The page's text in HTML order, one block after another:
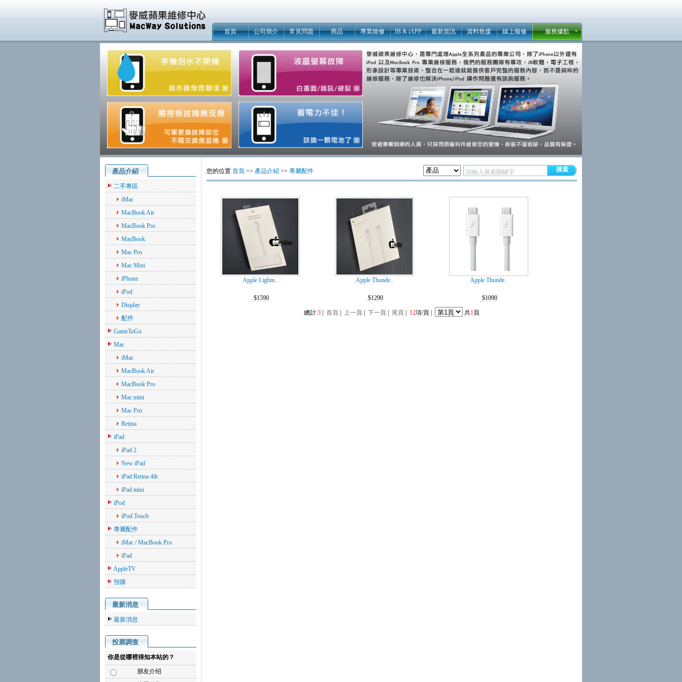
首頁 公司簡介 常見問題 商品 專業維修 JB & iAPP 最新資訊 資料救援 線上報修 服務據點
產品介紹
二手專區
iMac
MacBook Air
MacBook Pro
MacBook
Mac Pro
Mac Mini
iPhone
iPod
Display
配件
GameToGo
Mac
iMac
MacBook Air
MacBook Pro
Mac mini
Mac Pro
Retina
iPad
iPad 2
New iPad
iPad Retina 4th
iPad mini
iPod
iPod Touch
專屬配件
iMac / MacBook Pro
iPad
AppleTV
預購
最新消息
最新消息
投票調查
你是從哪裡得知本站的？
朋友介绍
您的位置 首頁 >> 產品介紹 >> 專屬配件
Apple Lightn..
$1590
Apple Thunde..
$1290
Apple Thunde..
$1090
總計:3 首頁 上一頁 下一頁 尾頁 12項/頁 | 共1頁